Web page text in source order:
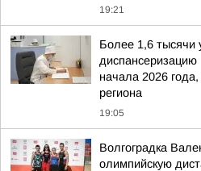
19:21
Более 1,6
диспансеризацию
начала 2026
региона
19:05
Волгоградка
олимпийскую